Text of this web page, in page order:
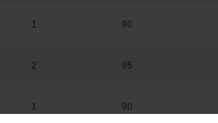
1 90
2 95
1 90